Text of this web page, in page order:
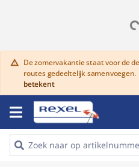
warning De zomervakantie staat voor de
routes gedeeltelijk samenvoegen.
betekent